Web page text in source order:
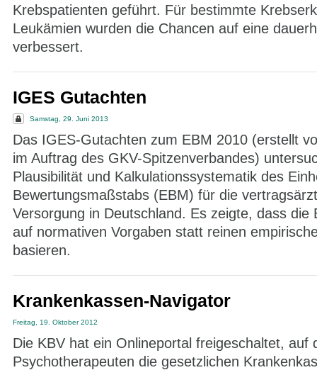
Krebspatienten geführt. Für bestimmte
Leukämien wurden die Chancen auf eine
verbessert.
IGES Gutachten
Samstag, 29. Juni 2013
Das IGES-Gutachten zum EBM 2010 (erstellt
im Auftrag des GKV-Spitzenverbandes)
Plausibilität und Kalkulationssystematik des
Bewertungsmaßstabs (EBM) für die
Versorgung in Deutschland. Es zeigte, dass die
auf normativen Vorgaben statt reinen
basieren.
Krankenkassen-Navigator
Freitag, 19. Oktober 2012
Die KBV hat ein Onlineportal freigeschaltet, auf
Psychotherapeuten die gesetzlichen